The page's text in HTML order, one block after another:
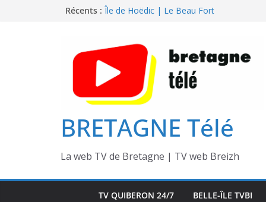
Récents : Île de Hoëdic | Dimanche le Jour du Zodiac
Île de Hoëdic | Le Sémaphore ouvert au
Île de Hoëdic | Sensations Fortes en Open
BRETAGNE Télé
La web TV de Bretagne | TV web Breizh
TV QUIBERON 24/7 BELLE-ÎLE TVBI